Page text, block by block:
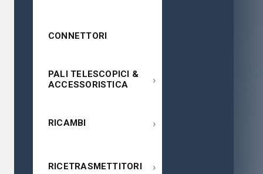
CONNETTORI
PALI TELESCOPICI &
ACCESSORISTICA
›
RICAMBI ›
RICETRASMETTITORI ›